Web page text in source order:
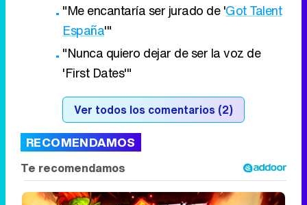
"Me encantaría ser jurado de 'Got Talent
España'"
"Nunca quiero dejar de ser la voz de
'First Dates'"
Ver todos los comentarios (2)
RECOMENDAMOS